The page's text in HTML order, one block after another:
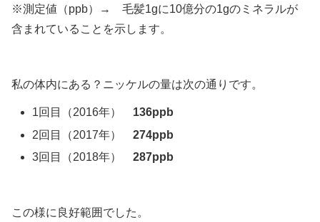
※測定値（ppb）→ 毛髪1gに10億分の1gのミネラルが
含まれていることを示します。
私の体内にある？ニッケルの量は次の通りです。
1回目（2016年） 136ppb
2回目（2017年）274ppb
3回目（2018年）287ppb
この様に良好範囲でした。